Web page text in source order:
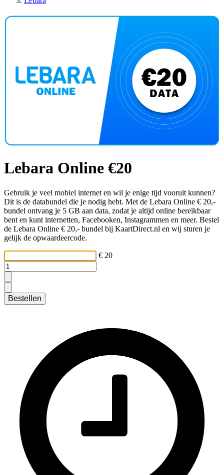
Lebara Online €20
Gebruik je veel mobiel internet en wil je enige tijd vooruit kunnen?
Dit is de databundel die je nodig hebt. Met de Lebara Online € 20,-
bundel ontvang je 5 GB aan data, zodat je altijd online bereikbaar
bent en kunt internetten, Facebooken, Instagrammen en meer. Bestel
de Lebara Online € 20,- bundel bij KaartDirect.nl en wij sturen je
gelijk de opwaardeercode.
€ 20
Bestellen